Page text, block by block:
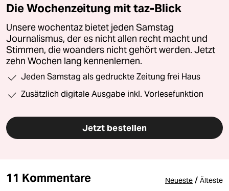
Die Wochenzeitung mit taz-Blick
Unsere wochentaz bietet jeden Samstag
Journalismus, der es nicht allen recht macht und
Stimmen, die woanders nicht gehört werden. Jetzt
zehn Wochen lang kennenlernen.
Jeden Samstag als gedruckte Zeitung frei Haus
Zusätzlich digitale Ausgabe inkl. Vorlesefunktion
Jetzt bestellen
11 Kommentare Neueste / Älteste